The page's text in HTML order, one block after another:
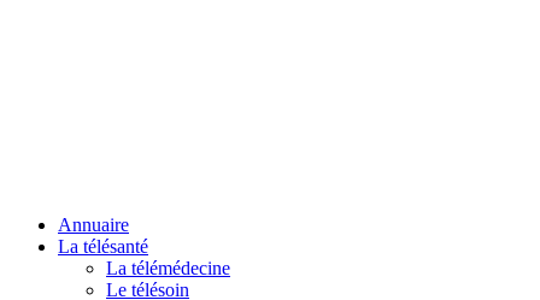
Annuaire
La télésanté
La télémédecine
Le télésoin